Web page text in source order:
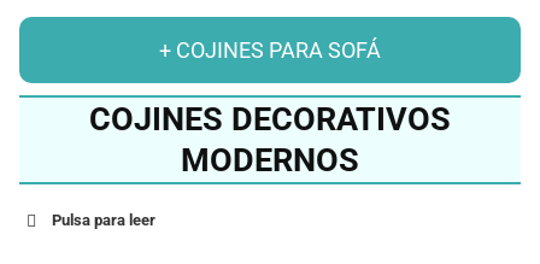
+ COJINES PARA SOFÁ
COJINES DECORATIVOS
MODERNOS
Pulsa para leer